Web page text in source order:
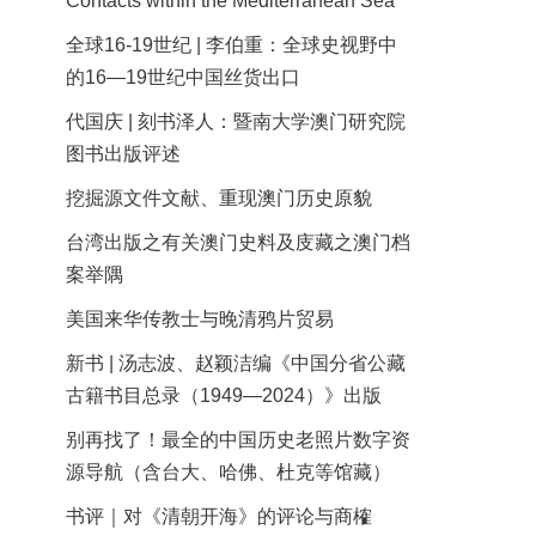
全球16-19世纪 | 李伯重：全球史视野中
的16—19世纪中国丝货出口
代国庆 | 刻书泽人：暨南大学澳门研究院
图书出版评述
挖掘源文件文献、重现澳门历史原貌
台湾出版之有关澳门史料及庋藏之澳门档
案举隅
美国来华传教士与晚清鸦片贸易
新书 | 汤志波、赵颖洁编《中国分省公藏
古籍书目总录（1949—2024）》出版
别再找了！最全的中国历史老照片数字资
源导航（含台大、哈佛、杜克等馆藏）
书评｜对《清朝开海》的评论与商榷